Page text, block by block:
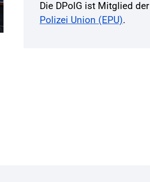
Die DPolG ist Mitglied der
Polizei Union (EPU).